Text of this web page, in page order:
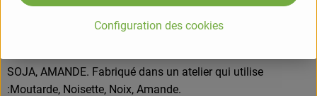
filtrée, amande* 3%, ferments sélectionnés), huile de colza*,
huile de coco*, huile d'olive* vierge extra, sel non raffinée.
SOJA, AMANDE. Fabriqué dans un atelier qui utilise
:Moutarde, Noisette, Noix, Amande.
Configuration des cookies